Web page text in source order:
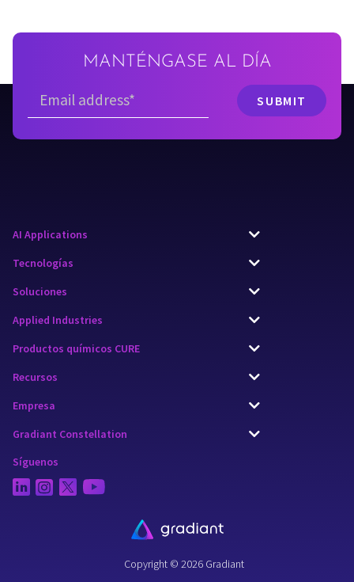
MANTÉNGASE AL DÍA
AI Applications
Tecnologías
Soluciones
Applied Industries
Productos químicos CURE
Recursos
Empresa
Gradiant Constellation
Síguenos
Copyright © 2026 Gradiant